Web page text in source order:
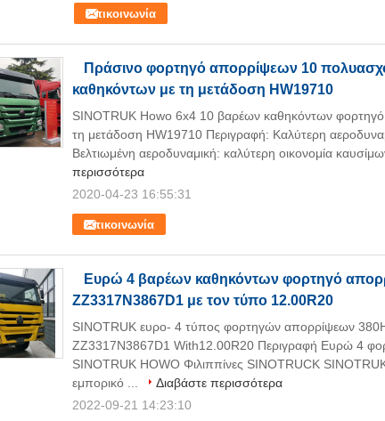
Επικοινωνία
Πράσινο φορτηγό απορρίψεων 10
καθηκόντων με τη μετάδοση HW19710
Επικοινωνία
SINOTRUK Howo 6x4 10 βαρέων καθηκόντων
τη μετάδοση HW19710 Περιγραφή: Καλύτερη
Βελτιωμένη αεροδυναμική: καλύτερη οικονομία
περισσότερα
2020-04-23 16:55:31
Ευρώ 4 βαρέων καθηκόντων φορτηγό
ZZ3317N3867D1 με τον τύπο 12.00R20
SINOTRUK ευρο- 4 τύπος φορτηγών απορρίψεων
ZZ3317N3867D1 With12.00R20 Περιγραφή Ευρώ 4
SINOTRUK HOWO Φιλιππίνες SINOTRUCK
εμπορικό ...
Διαβάστε περισσότερα
2022-09-21 14:23:10